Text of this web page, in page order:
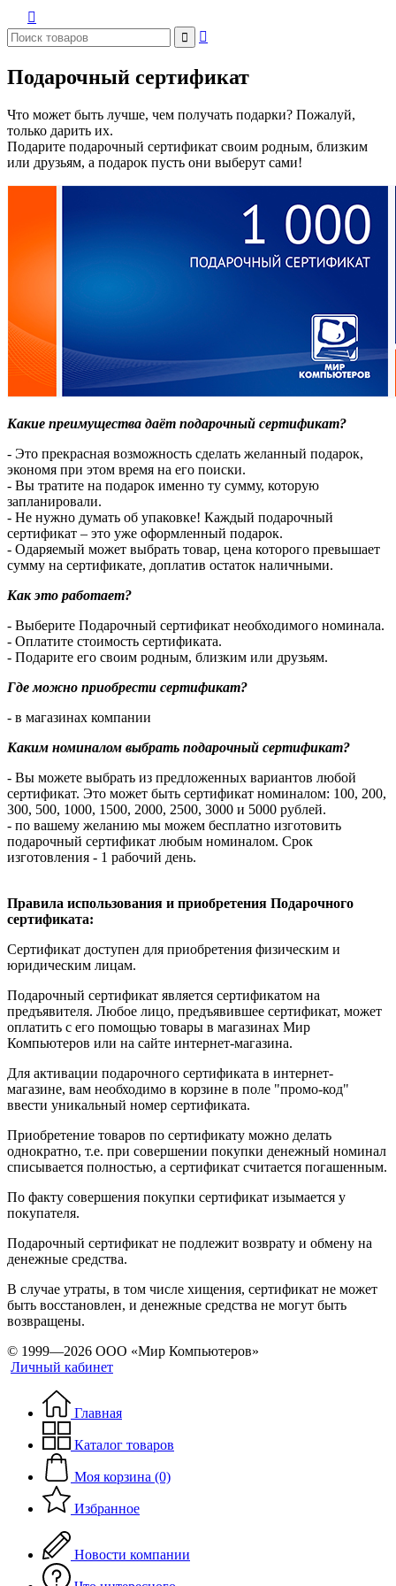

 
Подарочный сертификат
Что может быть лучше, чем получать подарки? Пожалуй,
только дарить их.
Подарите подарочный сертификат своим родным, близким
или друзьям, а подарок пусть они выберут сами!
Какие преимущества даёт подарочный сертификат?
- Это прекрасная возможность сделать желанный подарок,
экономя при этом время на его поиски.
- Вы тратите на подарок именно ту сумму, которую
запланировали.
- Не нужно думать об упаковке! Каждый подарочный
сертификат – это уже оформленный подарок.
- Одаряемый может выбрать товар, цена которого превышает
сумму на сертификате, доплатив остаток наличными.
Как это работает?
- Выберите Подарочный сертификат необходимого номинала.
- Оплатите стоимость сертификата.
- Подарите его своим родным, близким или друзьям.
Где можно приобрести сертификат?
- в магазинах компании
Каким номиналом выбрать подарочный сертификат?
- Вы можете выбрать из предложенных вариантов любой
сертификат. Это может быть сертификат номиналом: 100, 200,
300, 500, 1000, 1500, 2000, 2500, 3000 и 5000 рублей.
- по вашему желанию мы можем бесплатно изготовить
подарочный сертификат любым номиналом. Срок
изготовления - 1 рабочий день.
Правила использования и приобретения Подарочного
сертификата:
Сертификат доступен для приобретения физическим и
юридическим лицам.
Подарочный сертификат является сертификатом на
предъявителя. Любое лицо, предъявившее сертификат, может
оплатить с его помощью товары в магазинах Мир
Компьютеров или на сайте интернет-магазина.
Для активации подарочного сертификата в интернет-
магазине, вам необходимо в корзине в поле "промо-код"
ввести уникальный номер сертификата.
Приобретение товаров по сертификату можно делать
однократно, т.е. при совершении покупки денежный номинал
списывается полностью, а сертификат считается погашенным.
По факту совершения покупки сертификат изымается у
покупателя.
Подарочный сертификат не подлежит возврату и обмену на
денежные средства.
В случае утраты, в том числе хищения, сертификат не может
быть восстановлен, и денежные средства не могут быть
возвращены.
© 1999—2026 ООО «Мир Компьютеров»
Личный кабинет
Главная
Каталог товаров
Моя корзина (0)
Избранное
Новости компании